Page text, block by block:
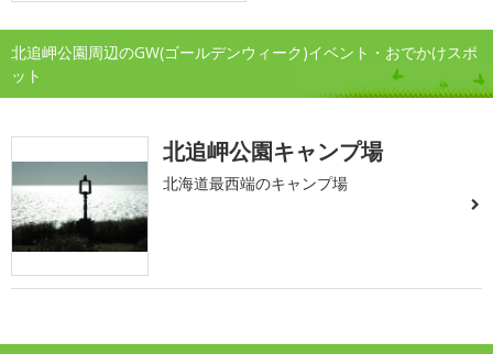
北追岬公園周辺のGW(ゴールデンウィーク)イベント・おでかけスポ
ット
北追岬公園キャンプ場
北海道最西端のキャンプ場